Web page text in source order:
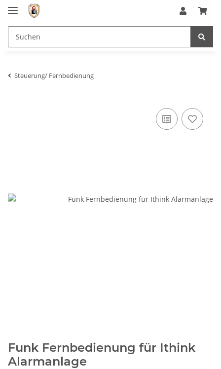
Steuerung/ Fernbedienung
Funk Fernbedienung für Ithink
Alarmanlage